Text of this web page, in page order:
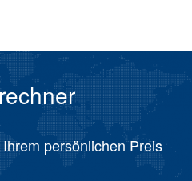
persönlichen Preis